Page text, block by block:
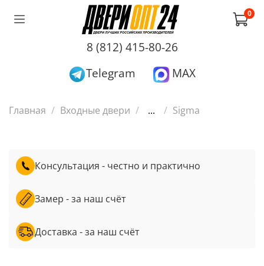
0
8 (812) 415-80-26
Telegram
MAX
Главная Входные двери ... Sigma
Консультация - честно и практично
Замер - за наш счёт
Доставка - за наш счёт